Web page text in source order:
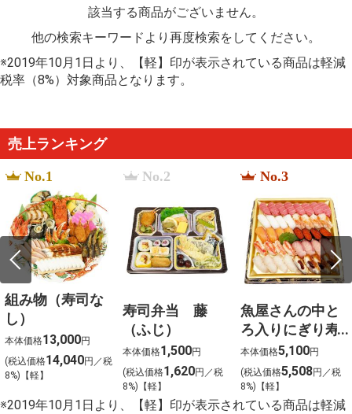
%E4%B8%8A%E5%85%AC
%E0%B8%84%E0%B8%B7%E0%B8%AD
utilizing %EB%9C%BB
%E5%A0%80%E5%86%85%E4%B8%80%E4%BA%BA
%E5%B0%8F%E8%A6%8B%E5%B7%9D
%E5%BC%81%E5%BD%93
%E6%AD%8C%E8%A9%9E
%E5%8F%B0%E5%8D%97
%E3%81%8B%E3%81%97%E3%82%8F%E9%A3%AF
該当する商品がございません。
他の検索キーワードより再度検索をしてください。
※2019年10月1日より、【軽】印が表示されている商品は軽減
税率（8%）対象商品となります。
売上ランキング
No.1
組み物（寿司な
し）
本体価格13,000円
(税込価格14,040円／税
8%)【軽】
No.2
寿司弁当 藤
（ふじ）
本体価格1,500円
(税込価格1,620円／税
8%)【軽】
No.3
魚屋さんの中と
ろ入りにぎり寿
司４０貫入
本体価格5,100円
(税込価格5,508円／税
8%)【軽】
※2019年10月1日より、【軽】印が表示されている商品は軽減